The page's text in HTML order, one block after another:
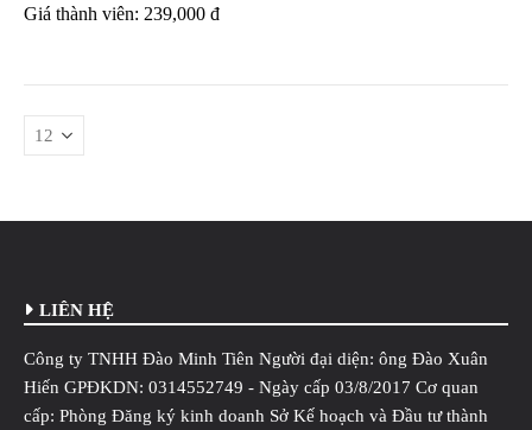
Giá thành viên: 239,000 đ
LIÊN HỆ
Công ty TNHH Đào Minh Tiên Người đại diện: ông Đào Xuân
Hiến GPĐKDN: 0314552749 - Ngày cấp 03/8/2017 Cơ quan
cấp: Phòng Đăng ký kinh doanh Sở Kế hoạch và Đầu tư thành